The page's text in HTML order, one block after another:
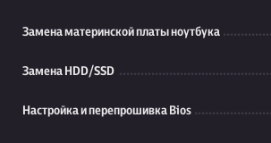
Замена материнской платы ноутбука
Замена HDD/SSD
Настройка и перепрошивка Bios